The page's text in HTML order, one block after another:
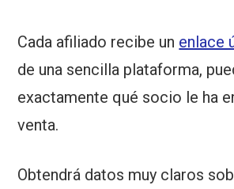
Cada afiliado recibe un enlace
de una sencilla plataforma,
exactamente qué socio le ha
venta.
Obtendrá datos muy claros